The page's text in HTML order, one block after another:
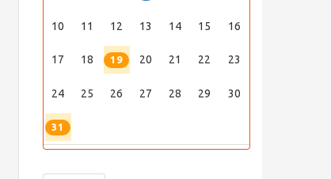
10 11 12 13 14 15 16
17 18 19 20 21 22 23
24 25 26 27 28 29 30
31